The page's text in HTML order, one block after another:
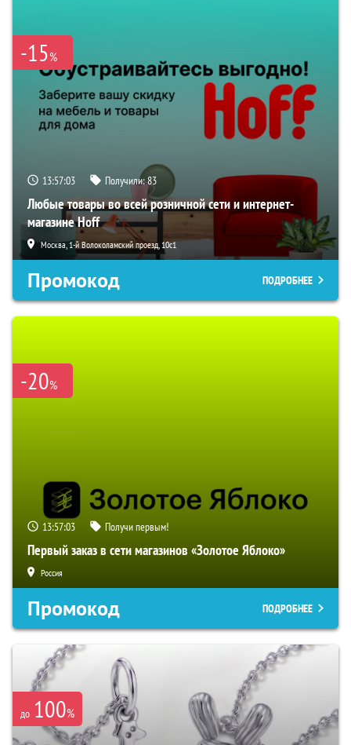
-15%
13:57:03 Получили:83
Любые товары во всей розничной сети и интернет-
магазине Hoff
Москва, 1-й Волоколамский проезд, 10с1
Промокод ПОДРОБНЕЕ
-20%
13:57:03 Получи первым!
Первый заказ в сети магазинов «Золотое Яблоко»
Россия
Промокод ПОДРОБНЕЕ
до 100%